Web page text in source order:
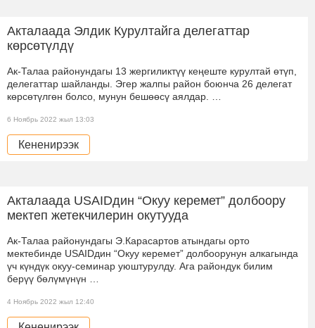
Акталаада Элдик Курултайга делегаттар
көрсөтүлдү
Ак-Талаа районундагы 13 жергиликтүү кеңеште курултай өтүп,
делегаттар шайланды. Эгер жалпы район боюнча 26 делегат
көрсөтүлгөн болсо, мунун бешөөсү аялдар. …
6 Ноябрь 2022 жыл 13:03
Кененирээк
Акталаада USAIDдин “Окуу керемет” долбоору
мектеп жетекчилерин окутууда
Ак-Талаа районундагы Э.Карасартов атындагы орто
мектебинде USAIDдин “Окуу керемет” долбоорунун алкагында
үч күндүк окуу-семинар уюштурулду. Ага райондук билим
берүү бөлүмүнүн …
4 Ноябрь 2022 жыл 12:40